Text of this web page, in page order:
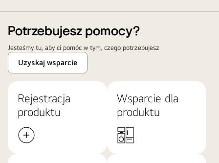
Potrzebujesz pomocy?
Jesteśmy tu, aby ci pomóc w tym, czego potrzebujesz
Uzyskaj wsparcie
Rejestracja
produktu
Wsparcie dla
produktu